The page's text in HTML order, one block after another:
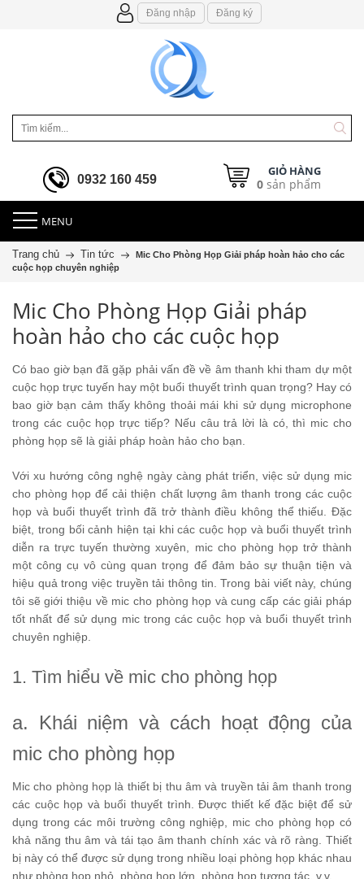
Đăng nhập Đăng ký
0932 160 459
GIỎ HÀNG
0sản phẩm
MENU
Trang chủ Tin tức
Mic Cho Phòng Họp Giải pháp hoàn hảo cho các
cuộc họp chuyên nghiệp
Mic Cho Phòng Họp Giải pháp
hoàn hảo cho các cuộc họp
chuyên nghiệp
Có bao giờ bạn đã gặp phải vấn đề về âm thanh khi tham dự một
cuộc họp trực tuyến hay một buổi thuyết trình quan trọng? Hay có
bao giờ bạn cảm thấy không thoải mái khi sử dụng microphone
trong các cuộc họp trực tiếp? Nếu câu trả lời là có, thì mic cho
phòng họp sẽ là giải pháp hoàn hảo cho bạn.
Với xu hướng công nghệ ngày càng phát triển, việc sử dụng mic
cho phòng họp để cải thiện chất lượng âm thanh trong các cuộc
họp và buổi thuyết trình đã trở thành điều không thể thiếu. Đặc
biệt, trong bối cảnh hiện tại khi các cuộc họp và buổi thuyết trình
diễn ra trực tuyến thường xuyên, mic cho phòng họp trở thành
một công cụ vô cùng quan trọng để đảm bảo sự thuận tiện và
hiệu quả trong việc truyền tải thông tin. Trong bài viết này, chúng
tôi sẽ giới thiệu về mic cho phòng họp và cung cấp các giải pháp
tốt nhất để sử dụng mic trong các cuộc họp và buổi thuyết trình
chuyên nghiệp.
1. Tìm hiểu về mic cho phòng họp
a. Khái niệm và cách hoạt động của
mic cho phòng họp
Mic cho phòng họp là thiết bị thu âm và truyền tải âm thanh trong
các cuộc họp và buổi thuyết trình. Được thiết kế đặc biệt để sử
dụng trong các môi trường công nghiệp, mic cho phòng họp có
khả năng thu âm và tái tạo âm thanh chính xác và rõ ràng. Thiết
bị này có thể được sử dụng trong nhiều loại phòng họp khác nhau
như phòng họp nhỏ, phòng họp lớn, phòng họp tương tác, v.v.